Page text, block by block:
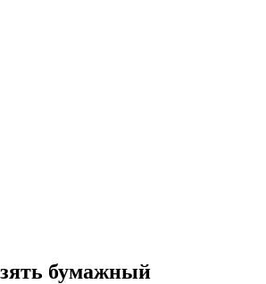
бумажный